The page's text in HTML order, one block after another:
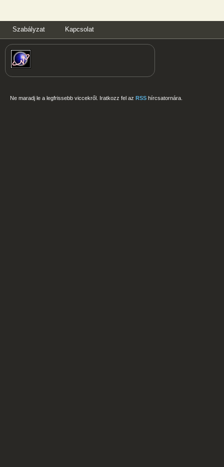
Szabályzat Kapcsolat
Ne maradj le a legfrissebb viccekről. Iratkozz fel az RSS hírcsatornára.